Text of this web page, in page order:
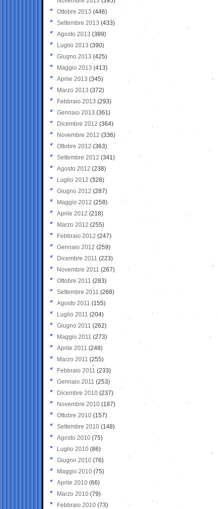
Ottobre 2013 (446)
Settembre 2013 (433)
Agosto 2013 (389)
Luglio 2013 (390)
Giugno 2013 (425)
Maggio 2013 (413)
Aprile 2013 (345)
Marzo 2013 (372)
Febbraio 2013 (293)
Gennaio 2013 (361)
Dicembre 2012 (364)
Novembre 2012 (336)
Ottobre 2012 (363)
Settembre 2012 (341)
Agosto 2012 (238)
Luglio 2012 (328)
Giugno 2012 (287)
Maggio 2012 (258)
Aprile 2012 (218)
Marzo 2012 (255)
Febbraio 2012 (247)
Gennaio 2012 (259)
Dicembre 2011 (223)
Novembre 2011 (267)
Ottobre 2011 (283)
Settembre 2011 (268)
Agosto 2011 (155)
Luglio 2011 (204)
Giugno 2011 (262)
Maggio 2011 (273)
Aprile 2011 (248)
Marzo 2011 (255)
Febbraio 2011 (233)
Gennaio 2011 (253)
Dicembre 2010 (237)
Novembre 2010 (187)
Ottobre 2010 (157)
Settembre 2010 (148)
Agosto 2010 (75)
Luglio 2010 (86)
Giugno 2010 (76)
Maggio 2010 (75)
Aprile 2010 (66)
Marzo 2010 (79)
Febbraio 2010 (73)